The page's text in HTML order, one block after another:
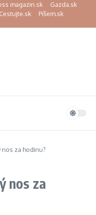
magazin.sk
Gazda.sk
Cestujte.sk
Píšem.sk
za hodinu?
nos za